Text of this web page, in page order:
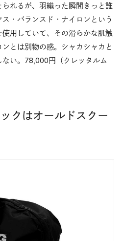
れるが、羽織った瞬間きっと誰
・バランスド・ナイロンという
用していて、その滑らかな肌触
とは別物の感。シャカシャカと
い。78,000円（クレッタルム
クはオールドスクー